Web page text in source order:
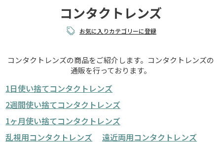
コンタクトレンズ
お気に入りカテゴリーに登録
コンタクトレンズの商品をご紹介します。コンタクトレンズの
通販を行っております。
1日使い捨てコンタクトレンズ
2週間使い捨てコンタクトレンズ
1ヶ月使い捨てコンタクトレンズ
乱視用コンタクトレンズ
遠近両用コンタクトレンズ